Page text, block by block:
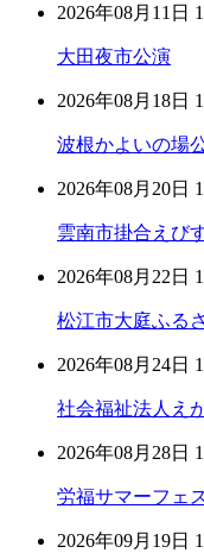
2026年08月11日
大田夜市公演
2026年08月18日
波根かよいの場
2026年08月20日
雲南市掛合えび
2026年08月22日
松江市大庭ふる
2026年08月24日
社会福祉法人え
2026年08月28日
労福サマーフェ
2026年09月19日